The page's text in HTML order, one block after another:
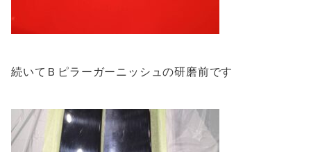
続いてＢピラーガーニッシュの研磨前です